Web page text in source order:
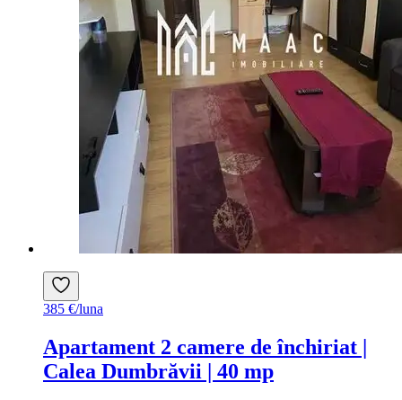
385 €/luna
Apartament 2 camere de închiriat |
Calea Dumbrăvii | 40 mp